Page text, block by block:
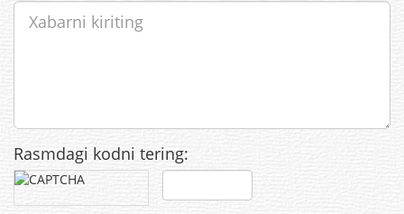
Rasmdagi kodni tering: